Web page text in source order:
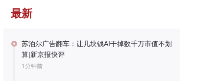
最新
苏泊尔广告翻车：让几块钱AI干掉数千万市值不划
算|新京报快评
1分钟前